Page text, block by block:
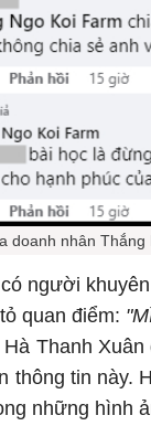
doanh nhân
người
quan điểm:
Thanh
thông tin này.
những hình